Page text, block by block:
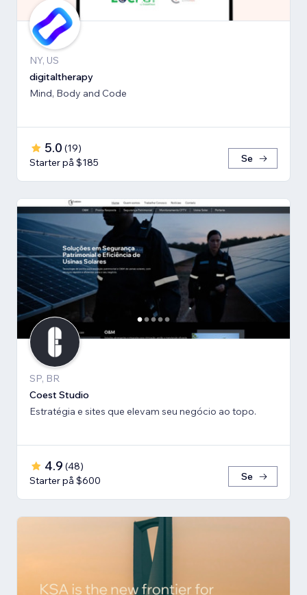
NY, US
digitaltherapy
Mind, Body and Code
5.0 (19)
Starter på $185
Se
SP, BR
Coest Studio
Estratégia e sites que elevam seu negócio ao topo.
4.9 (48)
Starter på $600
Se